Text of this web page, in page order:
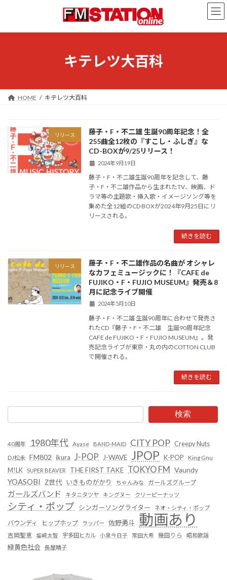
ン
ー
キテレツ大百科
HOME キテレツ大百科
リリース
藤子・F・不二雄 生誕90周年記念！全
255曲全12枚の『すこし・ふしぎ』な
CD-BOXが9/25リリース！
2024年9月19日
藤子・F・不二雄生誕90周年を記念して、藤
子・F・不二雄作品から生まれたTV、映画、ド
ラマ等の主題歌・挿入歌・イメージソング等を
集めた全12組のCD BOXが2024年9月25日にリ
リースされる。
続きを読む
リリース
藤子・F・不二雄作品の名曲が オシャレ
なカフェミュージックに！『CAFE de
FUJIKO・F・FUJIO MUSEUM』発売＆8
月に記念ライブ開催
2024年5月10日
藤子・F・不二雄 生誕90周年に合わせて発売さ
れたCD『藤子・F・不二雄 生誕90周年記念
CAFE de FUJIKO・F・FUJIO MUSEUM』。発
売記念ライブが東京・丸の内のCOTTON CLUB
で開催される。
続きを読む
検索
40周年 1980年代 Ayase BAND-MAID CITY POP Creepy Nuts
DJ松永 FM802 ikura J-POP J-WAVE JPOP K-POP
King Gnu
M!LK
SUPER BEAVER THE FIRST TAKE TOKYO FM Vaundy
YOASOBI Z世代 いきものがかり ちゃんみな ガールズグループ
ガールズバンド キタニタツヤ キングヌー クリーピーナッツ
シティ・ポップ シンガーソングライター ネオ・シティ・ポップ
バウンディ ヒップホップ ラッパー 佐野勇斗 動画あり
吉岡聖恵 塩﨑太智 宇多田ヒカル 小泉今日子 常田大希 幾田りら 昭和歌謡
緑黄色社会 長屋晴子